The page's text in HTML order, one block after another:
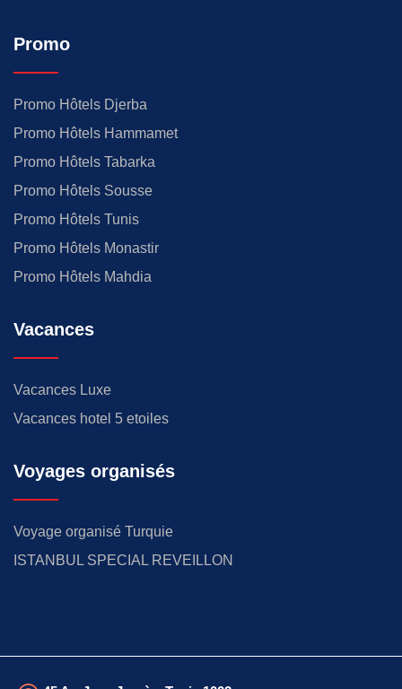
Promo
Promo Hôtels Djerba
Promo Hôtels Hammamet
Promo Hôtels Tabarka
Promo Hôtels Sousse
Promo Hôtels Tunis
Promo Hôtels Monastir
Promo Hôtels Mahdia
Vacances
Vacances Luxe
Vacances hotel 5 etoiles
Voyages organisés
Voyage organisé Turquie
ISTANBUL SPECIAL REVEILLON